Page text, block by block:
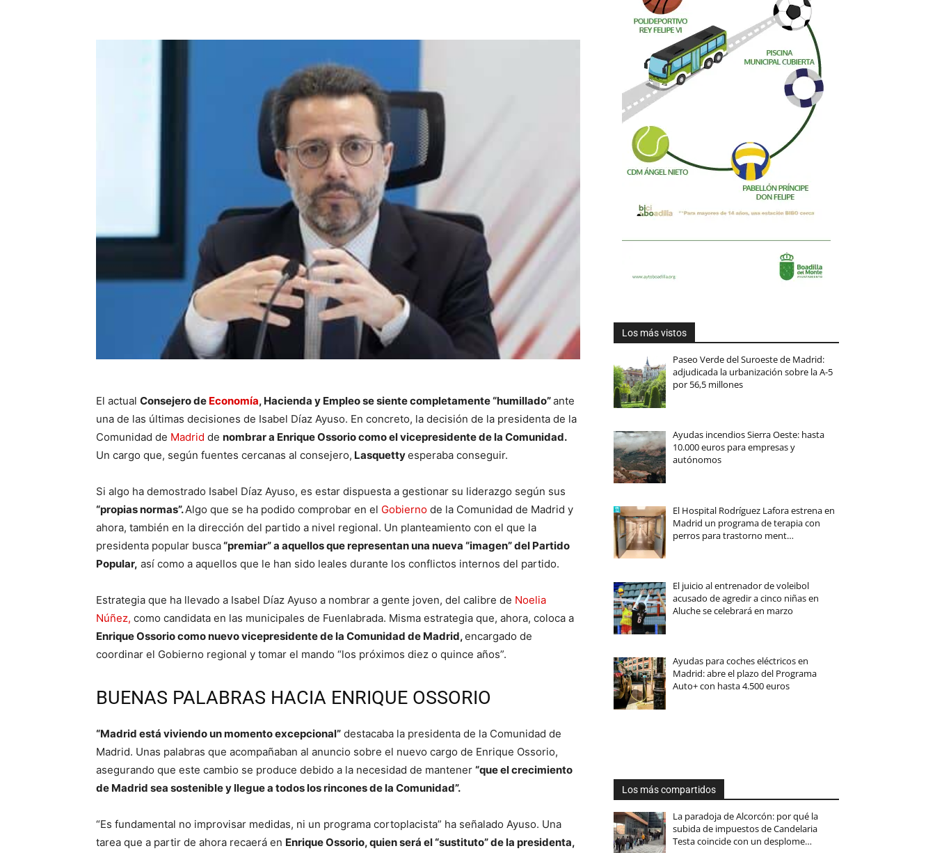
El actual Consejero de Economía, Hacienda y Empleo se siente completamente “humillado”ante
una de las últimas decisiones de Isabel Díaz Ayuso. En concreto, la decisión de la presidenta de la
Comunidad de Madrid de nombrar a Enrique Ossorio como el vicepresidente de la Comunidad.
Un cargo que, según fuentes cercanas al consejero, Lasquettyesperaba conseguir.
Si algo ha demostrado Isabel Díaz Ayuso, es estar dispuesta a gestionar su liderazgo según sus
“propias normas”.Algo que se ha podido comprobar en el Gobierno de la Comunidad de Madrid y
ahora, también en la dirección del partido a nivel regional. Un planteamiento con el que la
presidenta popular busca“premiar” a aquellos que representan una nueva “imagen” del Partido
Popular, así como a aquellos que le han sido leales durante los conflictos internos del partido.
Estrategia que ha llevado a Isabel Díaz Ayuso a nombrar a gente joven, del calibre de Noelia
Núñez, como candidata en las municipales de Fuenlabrada. Misma estrategia que, ahora, coloca a
Enrique Ossorio como nuevo vicepresidente de la Comunidad de Madrid,encargado de
coordinar el Gobierno regional y tomar el mando “los próximos diez o quince años”.
BUENAS PALABRAS HACIA ENRIQUE OSSORIO
“Madrid está viviendo un momento excepcional” destacaba la presidenta de la Comunidad de
Madrid. Unas palabras que acompañaban al anuncio sobre el nuevo cargo de Enrique Ossorio,
asegurando que este cambio se produce debido a la necesidad de mantener “que el crecimiento
de Madrid sea sostenible y llegue a todos los rincones de la Comunidad”.
“Es fundamental no improvisar medidas, ni un programa cortoplacista” ha señalado Ayuso. Una
tarea que a partir de ahora recaerá en Enrique Ossorio, quien será el “sustituto” de la presidenta,
Los más vistos
Paseo Verde del Suroeste de Madrid:
adjudicada la urbanización sobre la A-5
por 56,5 millones
Ayudas incendios Sierra Oeste: hasta
10.000 euros para empresas y
autónomos
El Hospital Rodríguez Lafora estrena en
Madrid un programa de terapia con
perros para trastorno ment…
El juicio al entrenador de voleibol
acusado de agredir a cinco niñas en
Aluche se celebrará en marzo
Ayudas para coches eléctricos en
Madrid: abre el plazo del Programa
Auto+ con hasta 4.500 euros
Los más compartidos
La paradoja de Alcorcón: por qué la
subida de impuestos de Candelaria
Testa coincide con un desplome…